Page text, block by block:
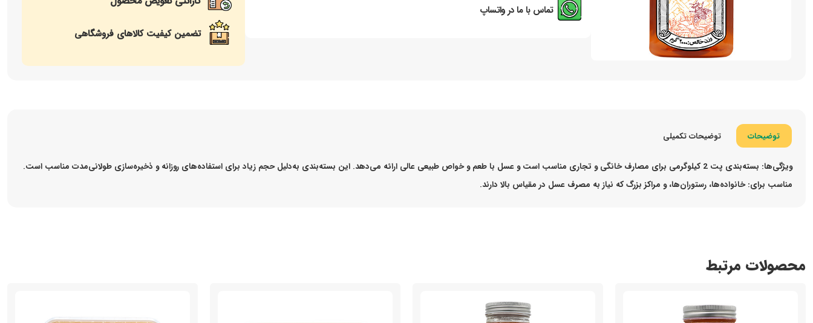
تماس با ما در واتساپ
تضمین کیفیت کالاهای فروشگاهی
توضیحات توضیحات تکمیلی
ویژگی‌ها: بسته‌بندی پت 2 کیلوگرمی برای مصارف خانگی و تجاری مناسب است و عسل با طعم و خواص طبیعی عالی ارائه می‌دهد. این بسته‌بندی به‌دلیل حجم زیاد برای استفاده‌های روزانه و ذخیره‌سازی طولانی‌مدت مناسب است.
مناسب برای:خانواده‌ها، رستوران‌ها، و مراکز بزرگ که نیاز به مصرف عسل در مقیاس بالا دارند.
محصولات مرتبط